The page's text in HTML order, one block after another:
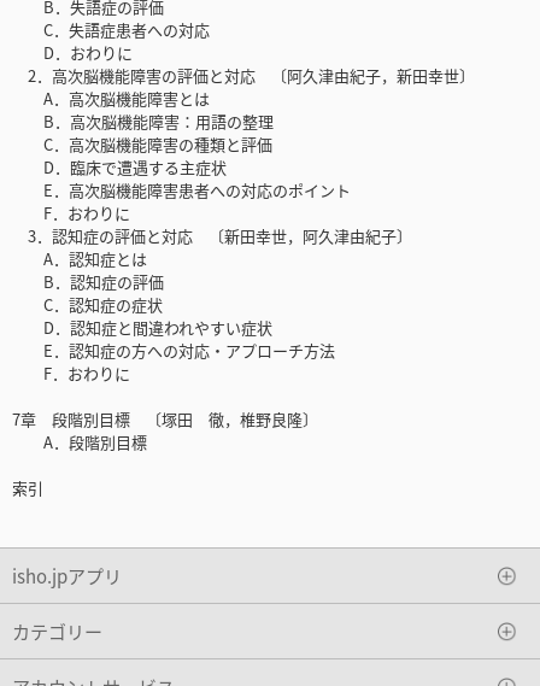
B．失語症の評価
C．失語症患者への対応
D．おわりに
2．高次脳機能障害の評価と対応 〔阿久津由紀子，新田幸世〕
A．高次脳機能障害とは
B．高次脳機能障害：用語の整理
C．高次脳機能障害の種類と評価
D．臨床で遭遇する主症状
E．高次脳機能障害患者への対応のポイント
F．おわりに
3．認知症の評価と対応 〔新田幸世，阿久津由紀子〕
A．認知症とは
B．認知症の評価
C．認知症の症状
D．認知症と間違われやすい症状
E．認知症の方への対応・アプローチ方法
F．おわりに
7章 段階別目標 〔塚田 徹，椎野良隆〕
A．段階別目標
索引
isho.jpアプリ
カテゴリー